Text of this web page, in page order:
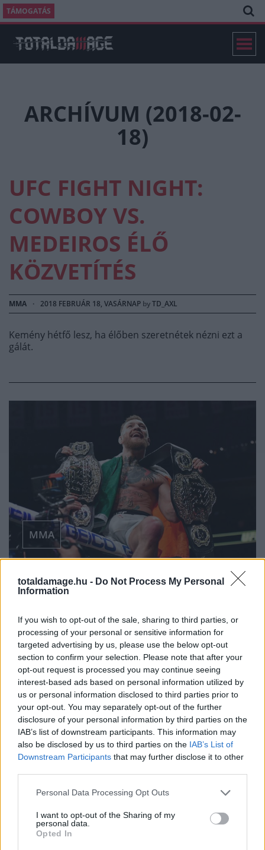
totaldamage.hu - Do Not Process My Personal
Information
If you wish to opt-out of the sale, sharing to third parties, or
processing of your personal or sensitive information for
targeted advertising by us, please use the below opt-out
section to confirm your selection. Please note that after your
opt-out request is processed you may continue seeing
interest-based ads based on personal information utilized by
us or personal information disclosed to third parties prior to
your opt-out. You may separately opt-out of the further
disclosure of your personal information by third parties on the
IAB’s list of downstream participants. This information may
also be disclosed by us to third parties on the IAB’s List of
Downstream Participants that may further disclose it to other
Personal Data Processing Opt Outs
I want to opt-out of the Sharing of my
personal data.
Opted In
TÁMOGATÁS
ARCHÍVUM (2018-02-
18)
UFC FIGHT NIGHT:
COWBOY VS.
MEDEIROS ÉLŐ
KÖZVETÍTÉS
MMA · 2018 FEBRUÁR 18, VASÁRNAP byTD_AXL
Kemény hétfő lesz, ha élőben szeretnétek nézni ezt a
gálát.
MMA
CONOR MCGREGOR
HIVATALOSAN IS
MINDEN IDŐK
LEGROSSZABB UFC
BAJNOKA
MMA · 2018 FEBRUÁR 18, VASÁRNAPbyTD_FONAGYLASZLO
Sírjunk vagy nevessünk? Vagy csak mondjunk annyit:
”fook”.